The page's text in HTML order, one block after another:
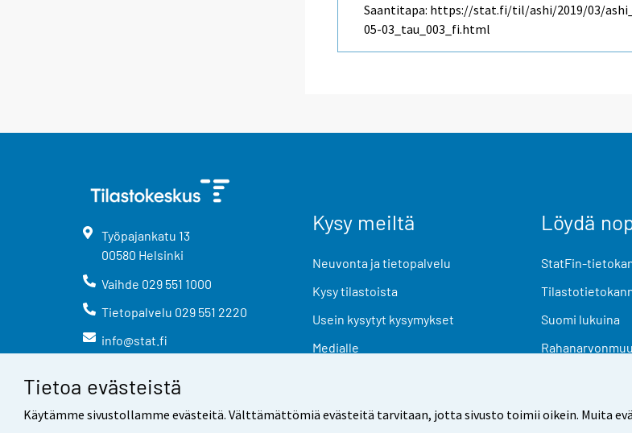
Tietoa evästeistä
Käytämme sivustollamme evästeitä. Välttämättömiä evästeitä tarvitaan, jotta sivusto toimii oikein. Muita
Saantitapa: https://stat.fi/til/ashi/2019/03/
05-03_tau_003_fi.html
Työpajankatu 13
00580 Helsinki
Vaihde 029 551 1000
Tietopalvelu 029 551 2220
info@stat.fi
Kysy meiltä
Neuvonta ja tietopalvelu
Kysy tilastoista
Usein kysytyt kysymykset
Medialle
Löydä
StatFin-
Suomi lukuina